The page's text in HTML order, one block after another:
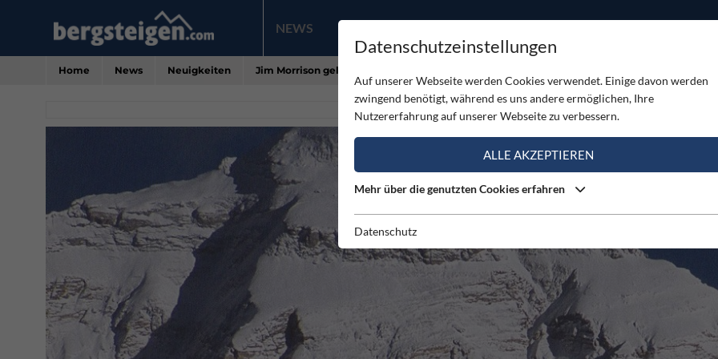
NEWS PRODUKTE
Home News Neuigkeiten Jim Morrison gelingt historische Skiabfahrt über die Nordseite des Mount Everest
Datenschutzeinstellungen
Auf unserer Webseite werden Cookies verwendet. Einige davon werden
zwingend benötigt, während es uns andere ermöglichen, Ihre
Nutzererfahrung auf unserer Webseite zu verbessern.
ALLE AKZEPTIEREN
Mehr über die genutzten Cookies erfahren
Datenschutz